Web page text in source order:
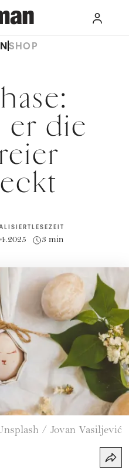
SHOP
er die
LESEZEIT
3 min
/ Jovan Vasiljević